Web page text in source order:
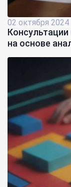
02 октября 2024
Консультации
на основе